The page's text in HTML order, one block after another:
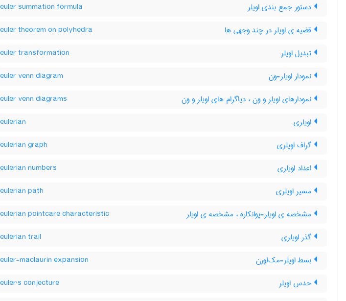
دستور جمع بندی اویلر euler summation formula
قضیه ی اویلر در چند وجهی ها euler theorem on polyhedra
تبدیل اویلر euler transformation
نمودار اویلر-ون euler venn diagram
نمودارهای اویلر و ون ، دیاگرام های اویلر و ون euler venn diagrams
اویلری eulerian
گراف اویلری eulerian graph
اعداد اویلری eulerian numbers
مسیر اویلری eulerian path
مشخصه ی اویلر-پوانکاره ، مشخصه ی اویلر eulerian pointcare characteristic
گذر اویلری eulerian trail
بسط اویلر-مک‌لورن euler-maclaurin expansion
حدس اویلر euler's conjecture